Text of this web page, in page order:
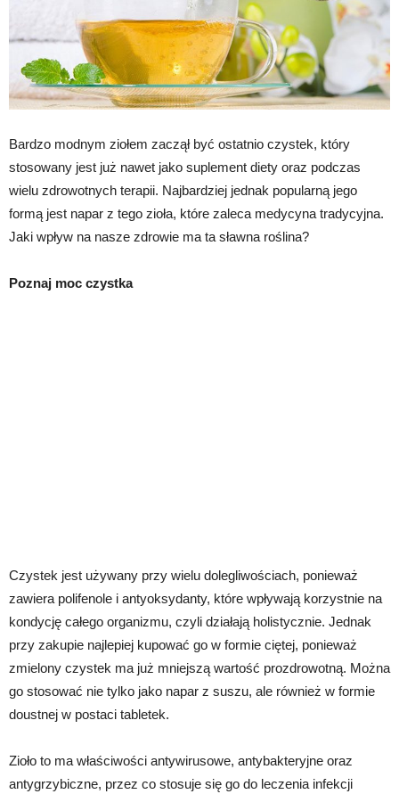
Bardzo modnym ziołem zaczął być ostatnio czystek, który
stosowany jest już nawet jako suplement diety oraz podczas
wielu zdrowotnych terapii. Najbardziej jednak popularną jego
formą jest napar z tego zioła, które zaleca medycyna tradycyjna.
Jaki wpływ na nasze zdrowie ma ta sławna roślina?
Poznaj moc czystka
Czystek jest używany przy wielu dolegliwościach, ponieważ
zawiera polifenole i antyoksydanty, które wpływają korzystnie na
kondycję całego organizmu, czyli działają holistycznie. Jednak
przy zakupie najlepiej kupować go w formie ciętej, ponieważ
zmielony czystek ma już mniejszą wartość prozdrowotną. Można
go stosować nie tylko jako napar z suszu, ale również w formie
doustnej w postaci tabletek.
Zioło to ma właściwości antywirusowe, antybakteryjne oraz
antygrzybiczne, przez co stosuje się go do leczenia infekcji